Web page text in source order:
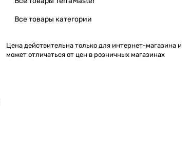
Все товары категории
Цена действительна только для интернет-магазина и
может отличаться от цен в розничных магазинах